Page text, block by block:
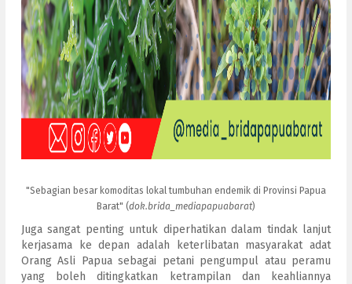
"Sebagian besar komoditas lokal tumbuhan endemik di Provinsi Papua
Barat" (dok.brida_mediapapuabarat)
Juga sangat penting untuk diperhatikan dalam tindak lanjut
kerjasama ke depan adalah keterlibatan masyarakat adat
Orang Asli Papua sebagai petani pengumpul atau peramu
yang boleh ditingkatkan ketrampilan dan keahliannya